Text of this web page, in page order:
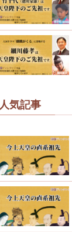
人気記事